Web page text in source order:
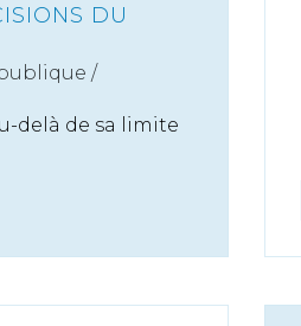
DU
/
delà de sa limite